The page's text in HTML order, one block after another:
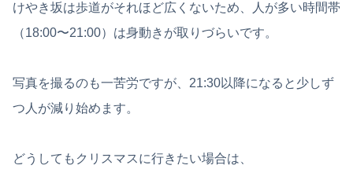
けやき坂は歩道がそれほど広くないため、人が多い時間帯
（18:00〜21:00）は身動きが取りづらいです。
写真を撮るのも一苦労ですが、21:30以降になると少しず
つ人が減り始めます。
どうしてもクリスマスに行きたい場合は、